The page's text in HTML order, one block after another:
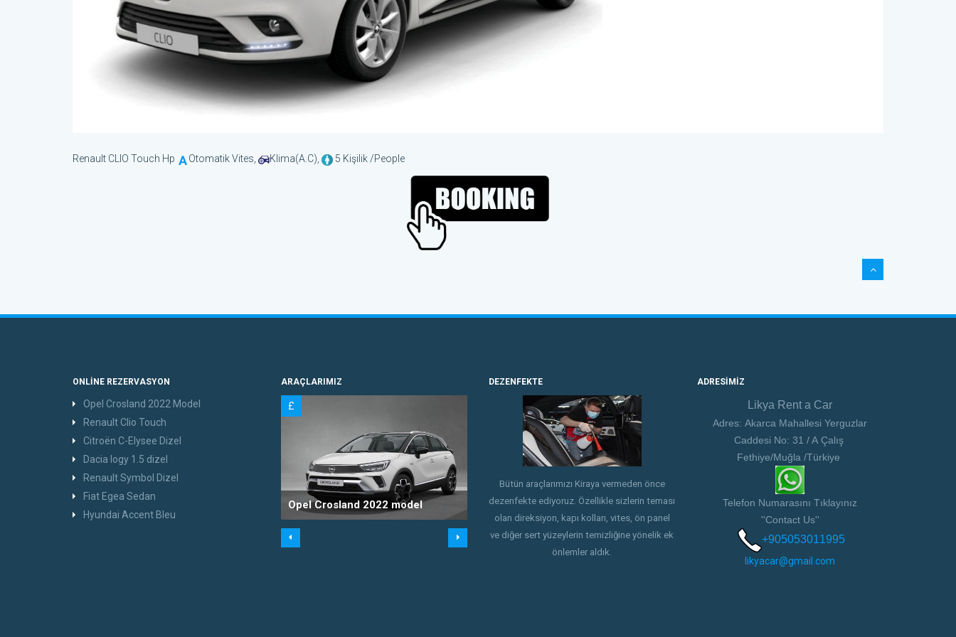
Renault CLIO Touch Hp Otomatik Vites, Klima(A.C), 5 Kişilik /People
ONLINE REZERVASYON
Opel Crosland 2022 Model
Renault Clio Touch
Citroën C-Elysee Dizel
Dacia logy 1.5 dizel
Renault Symbol Dizel
Fiat Egea Sedan
Hyundai Accent Bleu
ARAÇLARIMIZ
£
Opel Crosland 2022 model Peugeot Partner Dizel Otomatik Hyundai Accent Blue Citroën C-Elysée
DEZENFEKTE
Bütün araçlarımızı Kiraya vermeden önce
dezenfekte ediyoruz. Özellikle sizlerin teması
olan direksiyon, kapı kolları, vites, ön panel
ve diğer sert yüzeylerin temizliğine yönelik ek
önlemler aldık.
ADRESIMIZ
Likya Rent a Car
Adres: Akarca Mahallesi Yerguzlar
Caddesi No: 31 / A Çalış
Fethiye/Muğla /Türkiye
Telefon Numarasını Tıklayınız
''Contact Us''
+905053011995
likyacar@gmail.com